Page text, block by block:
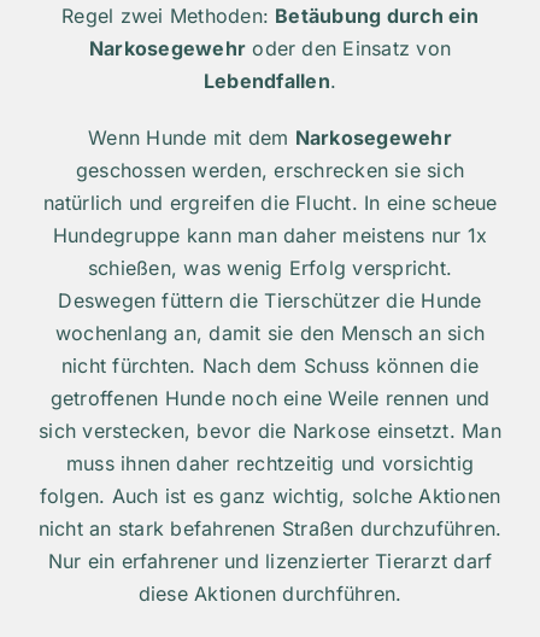
Regel zwei Methoden: Betäubung durch ein
Narkosegewehr oder den Einsatz von
Lebendfallen.
Wenn Hunde mit dem Narkosegewehr
geschossen werden, erschrecken sie sich
natürlich und ergreifen die Flucht. In eine scheue
Hundegruppe kann man daher meistens nur 1x
schießen, was wenig Erfolg verspricht.
Deswegen füttern die Tierschützer die Hunde
wochenlang an, damit sie den Mensch an sich
nicht fürchten. Nach dem Schuss können die
getroffenen Hunde noch eine Weile rennen und
sich verstecken, bevor die Narkose einsetzt. Man
muss ihnen daher rechtzeitig und vorsichtig
folgen. Auch ist es ganz wichtig, solche Aktionen
nicht an stark befahrenen Straßen durchzuführen.
Nur ein erfahrener und lizenzierter Tierarzt darf
diese Aktionen durchführen.